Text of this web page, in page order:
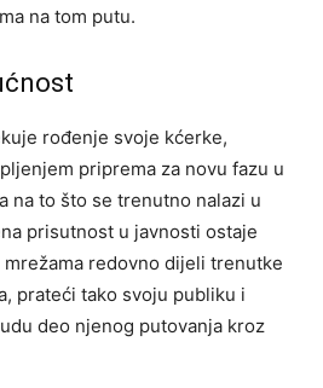
na tom putu.
rođenje svoje kćerke,
priprema za novu fazu u
na to što se trenutno nalazi u
prisutnost u javnosti ostaje
redovno dijeli trenutke
prateći tako svoju publiku i
deo njenog putovanja kroz